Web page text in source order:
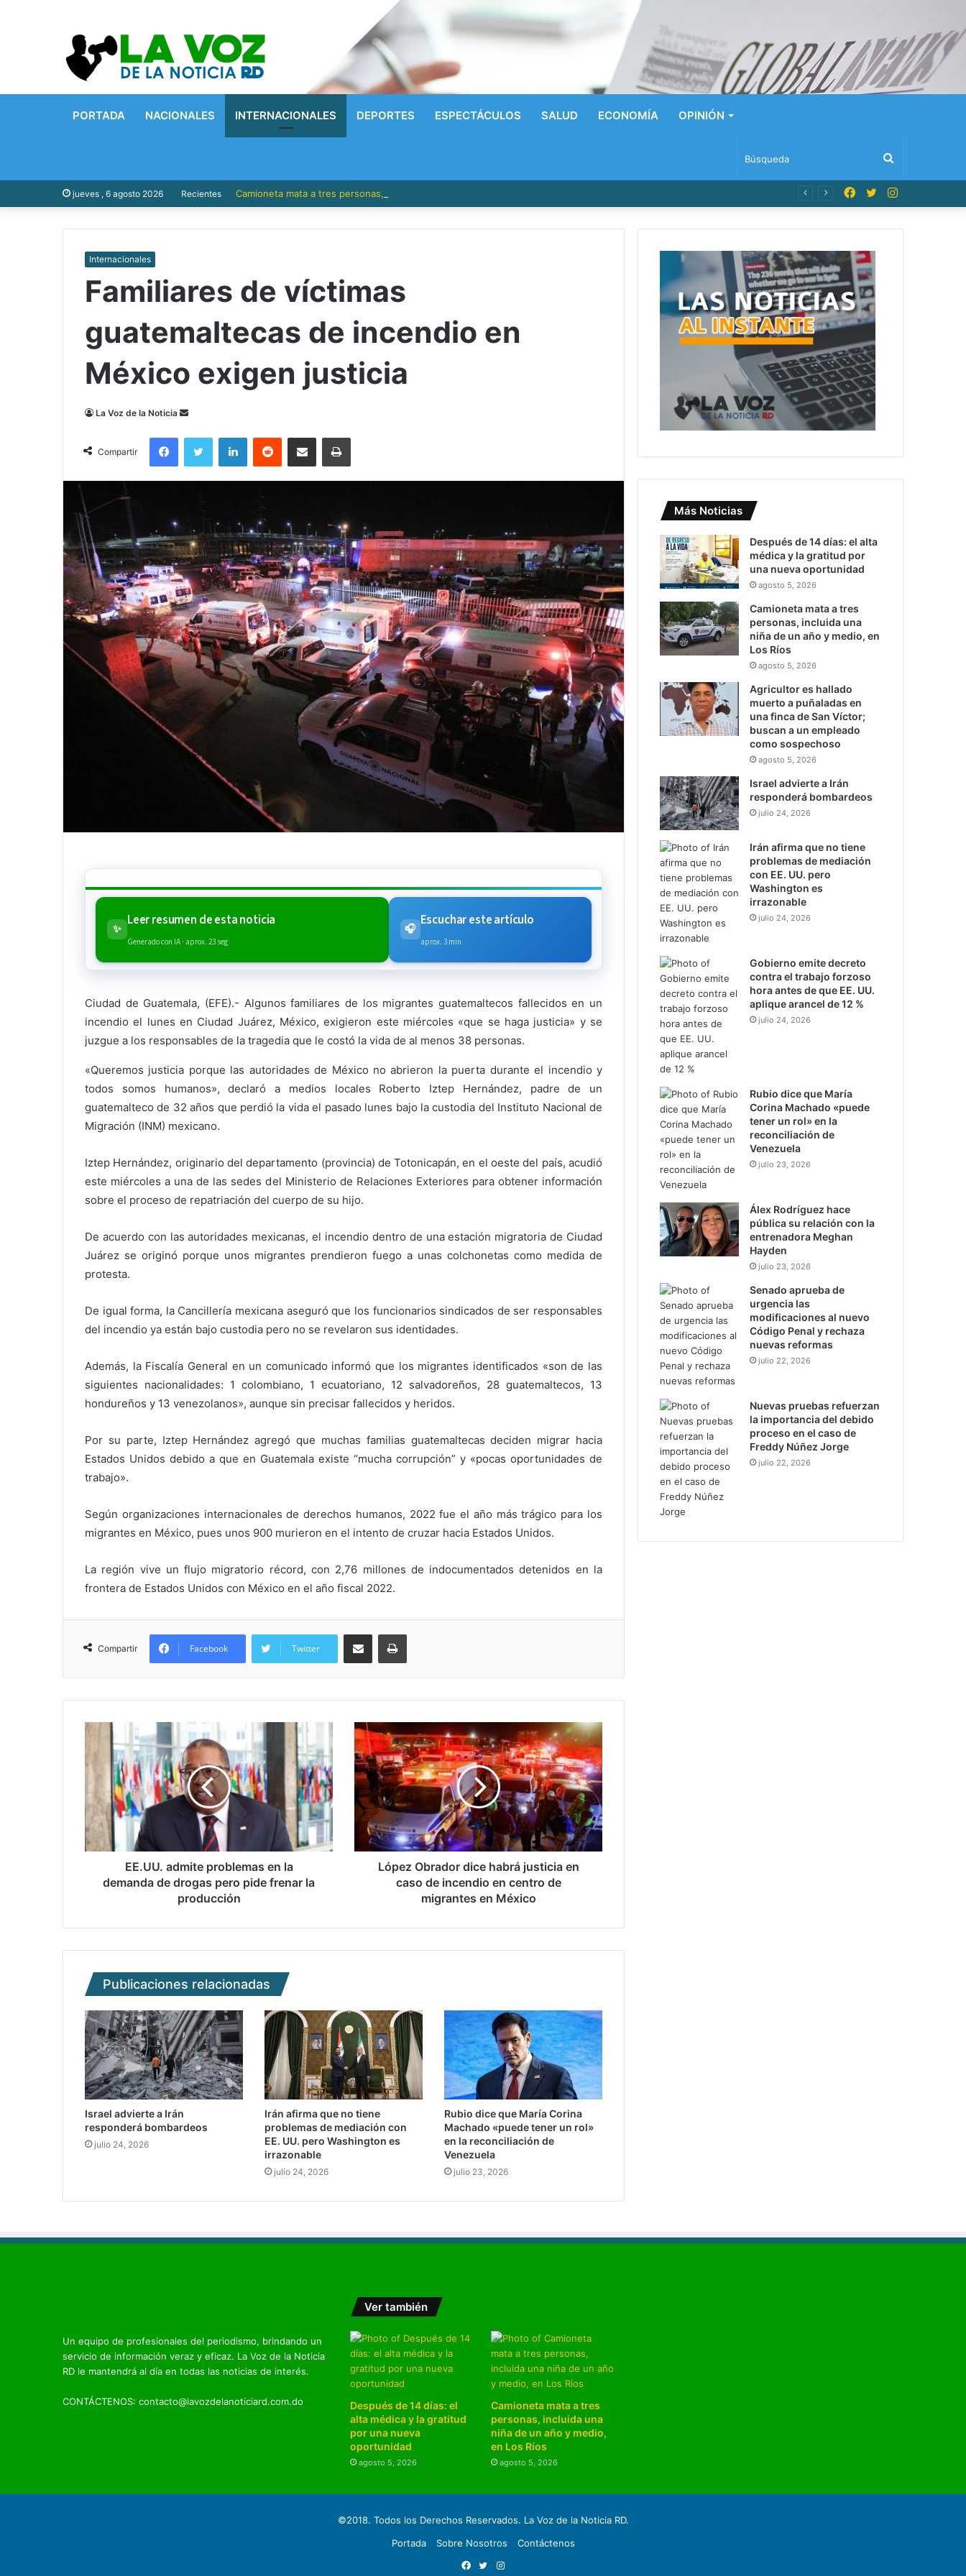
PORTADA NACIONALES INTERNACIONALES DEPORTES ESPECTÁCULOS SALUD ECONOMÍA OPINIÓN
Búsqueda
jueves , 6 agosto 2026 Recientes Camioneta mata a tres personas, incluida una niña de un año y medio, en Los Ríos Instagram
Twitter
Facebook
Internacionales
Familiares de víctimas
guatemaltecas de incendio en
México exigen justicia
La Voz de la Noticia
Send
email
Compartir
FacebookTwitter LinkedInReddit Compartir via Email Imprimi
✨
Leer resumen de esta noticia
Generado con IA · aprox. 23 seg
🎧
Escuchar este artículo
aprox. 3 min
Ciudad de Guatemala, (EFE).- Algunos familiares de los migrantes guatemaltecos fallecidos en un
incendio el lunes en Ciudad Juárez, México, exigieron este miércoles «que se haga justicia» y se
juzgue a los responsables de la tragedia que le costó la vida de al menos 38 personas.
«Queremos justicia porque las autoridades de México no abrieron la puerta durante el incendio y
todos somos humanos», declaró a medios locales Roberto Iztep Hernández, padre de un
guatemalteco de 32 años que perdió la vida el pasado lunes bajo la custodia del Instituto Nacional de
Migración (INM) mexicano.
Iztep Hernández, originario del departamento (provincia) de Totonicapán, en el oeste del país, acudió
este miércoles a una de las sedes del Ministerio de Relaciones Exteriores para obtener información
sobre el proceso de repatriación del cuerpo de su hijo.
De acuerdo con las autoridades mexicanas, el incendio dentro de una estación migratoria de Ciudad
Juárez se originó porque unos migrantes prendieron fuego a unas colchonetas como medida de
protesta.
De igual forma, la Cancillería mexicana aseguró que los funcionarios sindicados de ser responsables
del incendio ya están bajo custodia pero no se revelaron sus identidades.
Además, la Fiscalía General en un comunicado informó que los migrantes identificados «son de las
siguientes nacionalidades: 1 colombiano, 1 ecuatoriano, 12 salvadoreños, 28 guatemaltecos, 13
hondureños y 13 venezolanos», aunque sin precisar fallecidos y heridos.
Por su parte, Iztep Hernández agregó que muchas familias guatemaltecas deciden migrar hacia
Estados Unidos debido a que en Guatemala existe “mucha corrupción” y «pocas oportunidades de
trabajo».
Según organizaciones internacionales de derechos humanos, 2022 fue el año más trágico para los
migrantes en México, pues unos 900 murieron en el intento de cruzar hacia Estados Unidos.
La región vive un flujo migratorio récord, con 2,76 millones de indocumentados detenidos en la
frontera de Estados Unidos con México en el año fiscal 2022.
Compartir Facebook Twitter
Compartir via Email Imprimi
EE.UU. admite problemas en la
demanda de drogas pero pide frenar la
producción
López Obrador dice habrá justicia en
caso de incendio en centro de
migrantes en México
Publicaciones relacionadas
Israel advierte a Irán
responderá bombardeos
julio 24, 2026
Irán afirma que no tiene
problemas de mediación con
EE. UU. pero Washington es
irrazonable
julio 24, 2026
Rubio dice que María Corina
Machado «puede tener un rol»
en la reconciliación de
Venezuela
julio 23, 2026
Más Noticias
Después de 14 días: el alta
médica y la gratitud por
una nueva oportunidad
agosto 5, 2026
Camioneta mata a tres
personas, incluida una
niña de un año y medio, en
Los Ríos
agosto 5, 2026
Agricultor es hallado
muerto a puñaladas en
una finca de San Víctor;
buscan a un empleado
como sospechoso
agosto 5, 2026
Israel advierte a Irán
responderá bombardeos
julio 24, 2026
Irán afirma que no tiene
problemas de mediación
con EE. UU. pero
Washington es
irrazonable
julio 24, 2026
Gobierno emite decreto
contra el trabajo forzoso
hora antes de que EE. UU.
aplique arancel de 12 %
julio 24, 2026
Rubio dice que María
Corina Machado «puede
tener un rol» en la
reconciliación de
Venezuela
julio 23, 2026
Álex Rodríguez hace
pública su relación con la
entrenadora Meghan
Hayden
julio 23, 2026
Senado aprueba de
urgencia las
modificaciones al nuevo
Código Penal y rechaza
nuevas reformas
julio 22, 2026
Nuevas pruebas refuerzan
la importancia del debido
proceso en el caso de
Freddy Núñez Jorge
julio 22, 2026
Un equipo de profesionales del periodismo, brindando un
servicio de información veraz y eficaz. La Voz de la Noticia
RD le mantendrá al día en todas las noticias de interés.
CONTÁCTENOS: contacto@lavozdelanoticiard.com.do
Ver también
Después de 14 días: el
alta médica y la gratitud
por una nueva
oportunidad
agosto 5, 2026
Camioneta mata a tres
personas, incluida una
niña de un año y medio,
en Los Ríos
agosto 5, 2026
©2018. Todos los Derechos Reservados. La Voz de la Noticia RD.
Portada
Sobre Nosotros
Contáctenos
Facebook
TwitterInstagram